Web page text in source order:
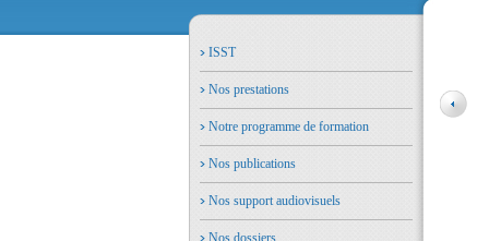
ISST
Nos prestations
Notre programme de formation
Nos publications
Nos support audiovisuels
Nos dossiers